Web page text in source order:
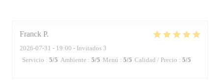
Franck P
2026-07-31 - 19:00 - Invitados 3
Servicio : 5/5 Ambiente : 5/5 Menú : 5/5 Calidad / Precio : 5/5